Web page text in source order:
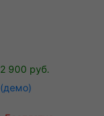
2 900 руб.